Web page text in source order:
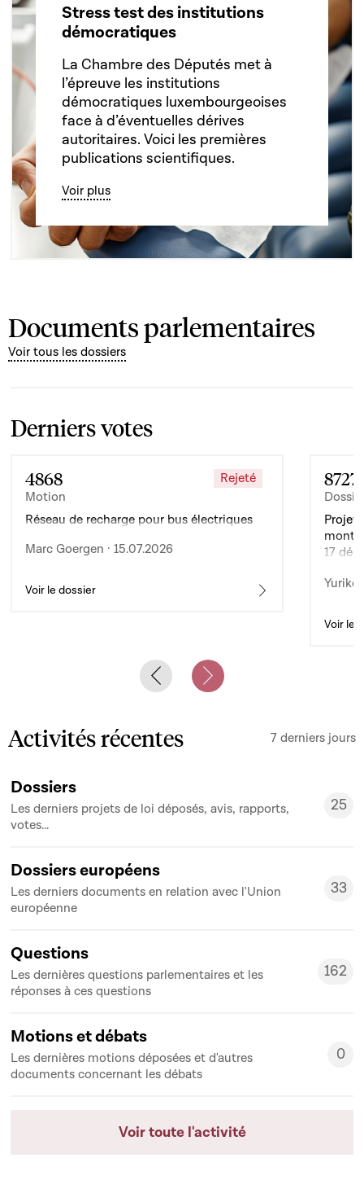
Stress test des institutions
démocratiques
La Chambre des Députés met à
l’épreuve les institutions
démocratiques luxembourgeoises
face à d’éventuelles dérives
autoritaires. Voici les premières
publications scientifiques.
Voir plus
Documents parlementaires
Voir tous les dossiers
Derniers votes
4868
Motion
Rejeté
Réseau de recharge pour bus électriques
Marc Goergen · 15.07.2026
Voir le dossier
8727
Projet
17
Yuriko
Voir le
Previous slideNext slide
Activités récentes 7 derniers jours
Dossiers
Les derniers projets de loi déposés, avis, rapports,
votes...
25
25
Dossiers européens
Les derniers documents en relation avec l'Union
européenne
33
33
Questions
Les dernières questions parlementaires et les
réponses à ces questions
162
162
Motions et débats
Les dernières motions déposées et d'autres
documents concernant les débats
0
0
Voir toute l'activité